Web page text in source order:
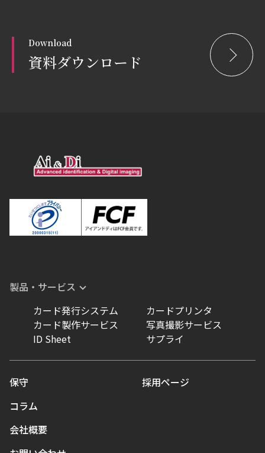
Download
資料ダウンロード
製品・サービス
カード発行システム
カードプリンタ
カード製作サービス
写真撮影サービス
ID Sheet
サプライ
保守
コラム
会社概要
採用ページ